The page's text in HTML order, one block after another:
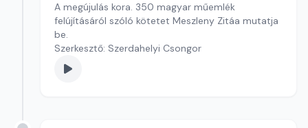
A megújulás kora. 350 magyar műemlék
felújításáról szóló kötetet Meszleny Zitáa mutatja
be.
Szerkesztő: Szerdahelyi Csongor